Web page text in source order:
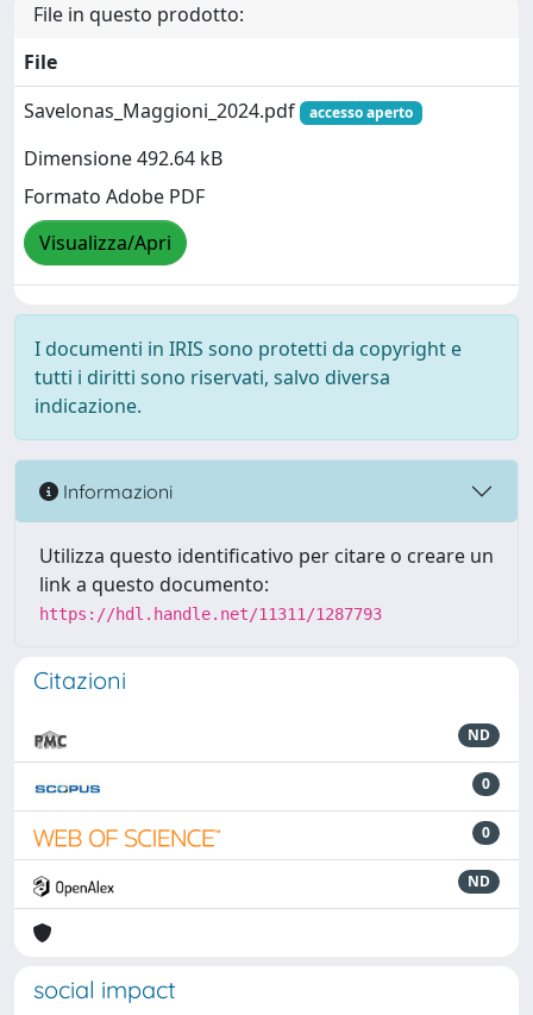
File in questo prodotto:
File
Savelonas_Maggioni_2024.pdf
accesso aperto
Dimensione 492.64 kB
Formato Adobe PDF
Visualizza/Apri
I documenti in IRIS sono protetti da copyright e
tutti i diritti sono riservati, salvo diversa
indicazione.
Informazioni
Utilizza questo identificativo per citare o creare un
link a questo documento:
https://hdl.handle.net/11311/1287793
Citazioni
ND
0
0
ND
social impact